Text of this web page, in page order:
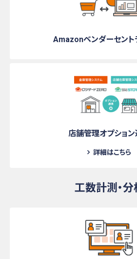
Amazonベンダーセント
店舗管理オプショ
詳細はこちら
工数計測・分